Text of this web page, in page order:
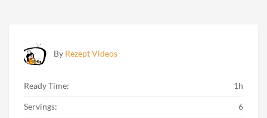
By Rezept Videos
Ready Time: 1h
Servings: 6